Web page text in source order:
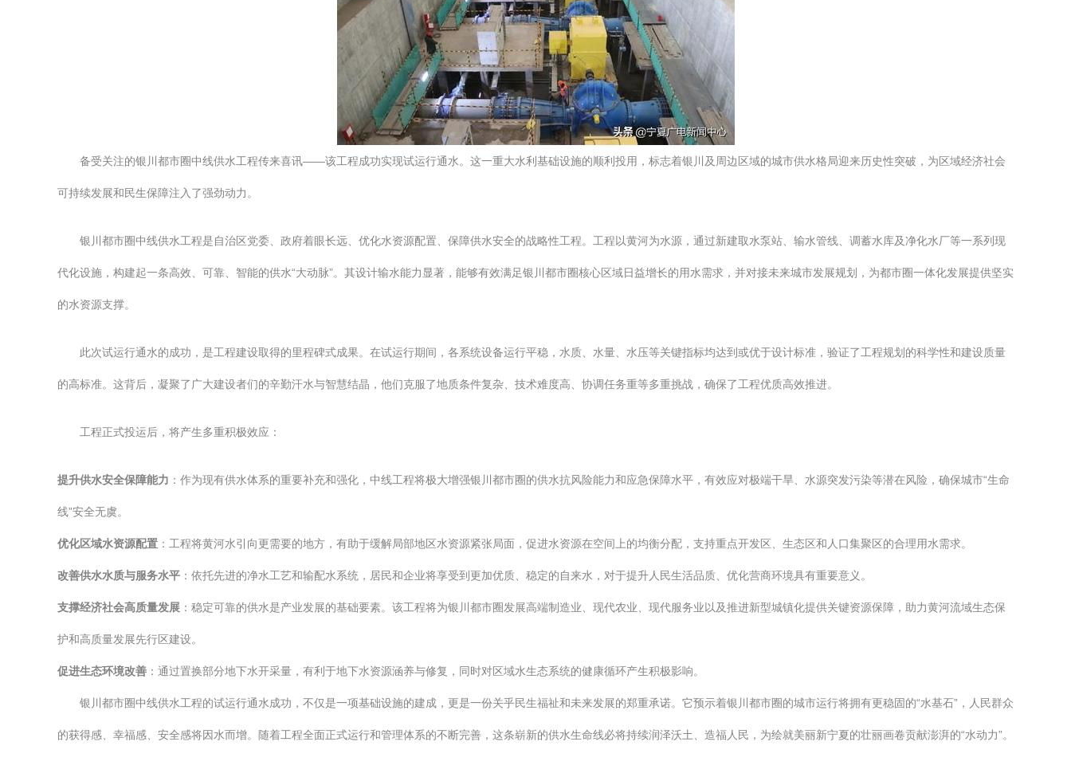
备受关注的银川都市圈中线供水工程传来喜讯——该工程成功实现试运行通水。这一重大水利基础设施的顺利投用，标志着银川及周边区域的城市供水格局迎来历史性突破，为区域经济社会
可持续发展和民生保障注入了强劲动力。
银川都市圈中线供水工程是自治区党委、政府着眼长远、优化水资源配置、保障供水安全的战略性工程。工程以黄河为水源，通过新建取水泵站、输水管线、调蓄水库及净化水厂等一系列现
代化设施，构建起一条高效、可靠、智能的供水“大动脉”。其设计输水能力显著，能够有效满足银川都市圈核心区域日益增长的用水需求，并对接未来城市发展规划，为都市圈一体化发展提供坚实
的水资源支撑。
此次试运行通水的成功，是工程建设取得的里程碑式成果。在试运行期间，各系统设备运行平稳，水质、水量、水压等关键指标均达到或优于设计标准，验证了工程规划的科学性和建设质量
的高标准。这背后，凝聚了广大建设者们的辛勤汗水与智慧结晶，他们克服了地质条件复杂、技术难度高、协调任务重等多重挑战，确保了工程优质高效推进。
工程正式投运后，将产生多重积极效应：
提升供水安全保障能力 ：作为现有供水体系的重要补充和强化，中线工程将极大增强银川都市圈的供水抗风险能力和应急保障水平，有效应对极端干旱、水源突发污染等潜在风险，确保城市“生命
线”安全无虞。
优化区域水资源配置 ：工程将黄河水引向更需要的地方，有助于缓解局部地区水资源紧张局面，促进水资源在空间上的均衡分配，支持重点开发区、生态区和人口集聚区的合理用水需求。
改善供水水质与服务水平 ：依托先进的净水工艺和输配水系统，居民和企业将享受到更加优质、稳定的自来水，对于提升人民生活品质、优化营商环境具有重要意义。
支撑经济社会高质量发展 ：稳定可靠的供水是产业发展的基础要素。该工程将为银川都市圈发展高端制造业、现代农业、现代服务业以及推进新型城镇化提供关键资源保障，助力黄河流域生态保
护和高质量发展先行区建设。
促进生态环境改善 ：通过置换部分地下水开采量，有利于地下水资源涵养与修复，同时对区域水生态系统的健康循环产生积极影响。
银川都市圈中线供水工程的试运行通水成功，不仅是一项基础设施的建成，更是一份关乎民生福祉和未来发展的郑重承诺。它预示着银川都市圈的城市运行将拥有更稳固的“水基石”，人民群众
的获得感、幸福感、安全感将因水而增。随着工程全面正式运行和管理体系的不断完善，这条崭新的供水生命线必将持续润泽沃土、造福人民，为绘就美丽新宁夏的壮丽画卷贡献澎湃的“水动力”。